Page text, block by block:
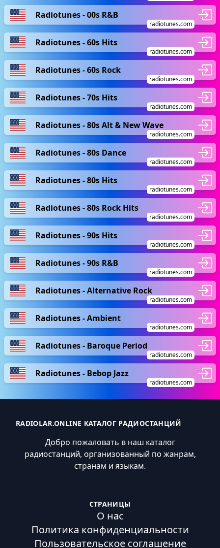
Radiotunes - 00s R&B
radiotunes.com
Radiotunes - 60s Hits
radiotunes.com
Radiotunes - 60s Rock
radiotunes.com
Radiotunes - 70s Hits
radiotunes.com
Radiotunes - 80s Alt & New Wave
radiotunes.com
Radiotunes - 80s Dance
radiotunes.com
Radiotunes - 80s Hits
radiotunes.com
Radiotunes - 80s Rock Hits
radiotunes.com
Radiotunes - 90s Hits
radiotunes.com
Radiotunes - 90s R&B
radiotunes.com
Radiotunes - Alternative Rock
radiotunes.com
Radiotunes - Ambient
radiotunes.com
Radiotunes - Baroque Period
radiotunes.com
Radiotunes - Bebop Jazz
radiotunes.com
RADIOLAR.ONLINE КАТАЛОГ РАДИОСТАНЦИЙ
Добро пожаловать в наш каталог
радиостанций, организованный по жанрам,
странам и языкам.
СТРАНИЦЫ
О нас
Политика конфиденциальности
Пользовательское соглашение